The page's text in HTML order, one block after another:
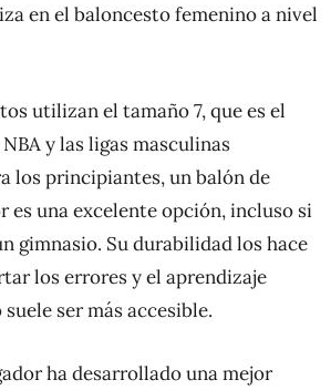
en el baloncesto femenino a nivel
utilizan el tamaño 7, que es el
y las ligas masculinas
los principiantes, un balón de
es una excelente opción, incluso si
gimnasio. Su durabilidad los hace
los errores y el aprendizaje
ser más accesible.
ha desarrollado una mejor